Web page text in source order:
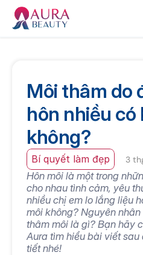
Môi thâm do
hôn nhiều có
không?
Bí quyết làm đẹp 3
Hôn môi là một trong
cho nhau tình cảm, yêu
nhiều chị em lo lắng liệu
môi không? Nguyên
thâm môi là gì? Bạn hãy
Aura tìm hiểu bài viết
tiết nhé!